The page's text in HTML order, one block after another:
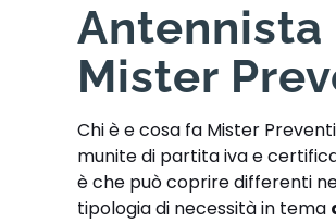
Antennista
Mister
Chi è e cosa fa Mister
munite di partita iva e
è che può coprire differenti
tipologia di necessità in tema